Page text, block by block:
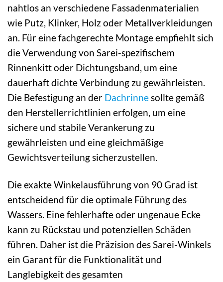
nahtlos an verschiedene Fassadenmaterialien
wie Putz, Klinker, Holz oder Metallverkleidungen
an. Für eine fachgerechte Montage empfiehlt sich
die Verwendung von Sarei-spezifischem
Rinnenkitt oder Dichtungsband, um eine
dauerhaft dichte Verbindung zu gewährleisten.
Die Befestigung an der Dachrinnesollte gemäß
den Herstellerrichtlinien erfolgen, um eine
sichere und stabile Verankerung zu
gewährleisten und eine gleichmäßige
Gewichtsverteilung sicherzustellen.
Die exakte Winkelausführung von 90 Grad ist
entscheidend für die optimale Führung des
Wassers. Eine fehlerhafte oder ungenaue Ecke
kann zu Rückstau und potenziellen Schäden
führen. Daher ist die Präzision des Sarei-Winkels
ein Garant für die Funktionalität und
Langlebigkeit des gesamten